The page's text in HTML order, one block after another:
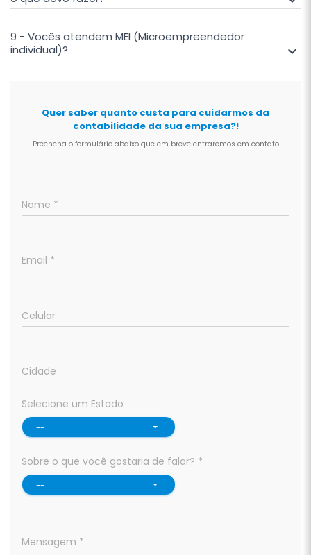
9 - Vocês atendem MEI (Microempreendedor
individual)?
keyboard_arrow_down
Quer saber quanto custa para cuidarmos da
contabilidade da sua empresa?!
Preencha o formulário abaixo que em breve entraremos em contato
Nome *
Email *
Celular
Cidade
Selecione um Estado
--
Sobre o que você gostaria de falar? *
--
Mensagem *